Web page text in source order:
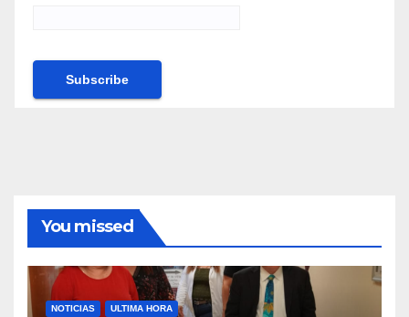
You missed
NOTICIAS ULTIMA HORA